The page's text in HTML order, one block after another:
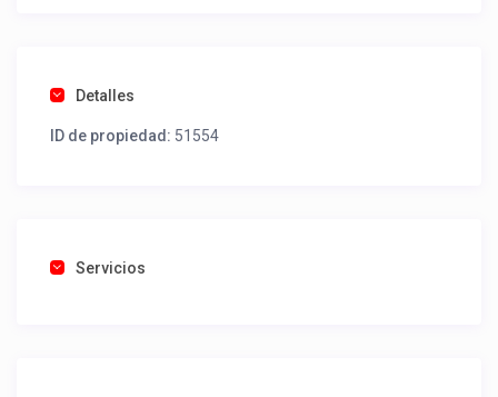
Detalles
ID de propiedad: 51554
Servicios